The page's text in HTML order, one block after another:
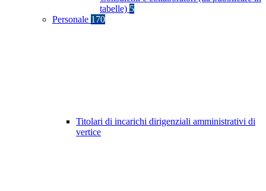
tabelle) 5
Personale 170
Titolari di incarichi dirigenziali amministrativi di
vertice